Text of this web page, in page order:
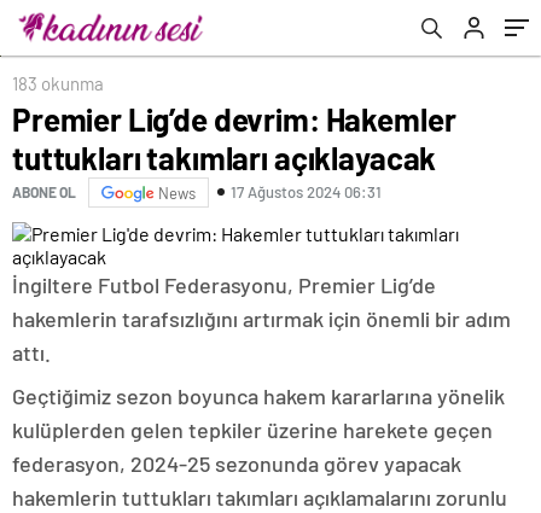
183 okunma
Premier Lig’de devrim: Hakemler
tuttukları takımları açıklayacak
ABONE OL News 17 Ağustos 2024 06:31
İngiltere Futbol Federasyonu, Premier Lig’de
hakemlerin tarafsızlığını artırmak için önemli bir adım
attı.
Geçtiğimiz sezon boyunca hakem kararlarına yönelik
kulüplerden gelen tepkiler üzerine harekete geçen
federasyon, 2024-25 sezonunda görev yapacak
hakemlerin tuttukları takımları açıklamalarını zorunlu